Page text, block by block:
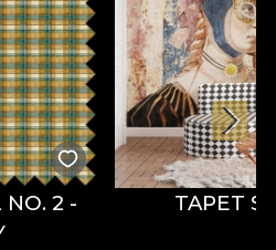
NO. 2 -
TAPET